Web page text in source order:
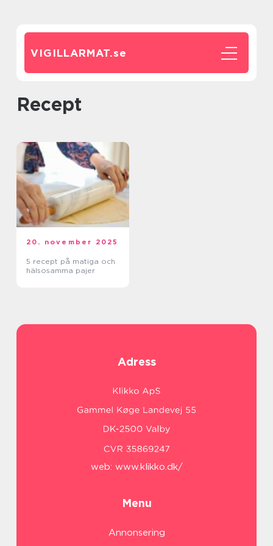
VIGILLARMAT.se
Recept
20. november 2025
5 recept på matiga och
hälsosamma pajer
Adress
web: www.klikko.dk/
Menu
Annonsering